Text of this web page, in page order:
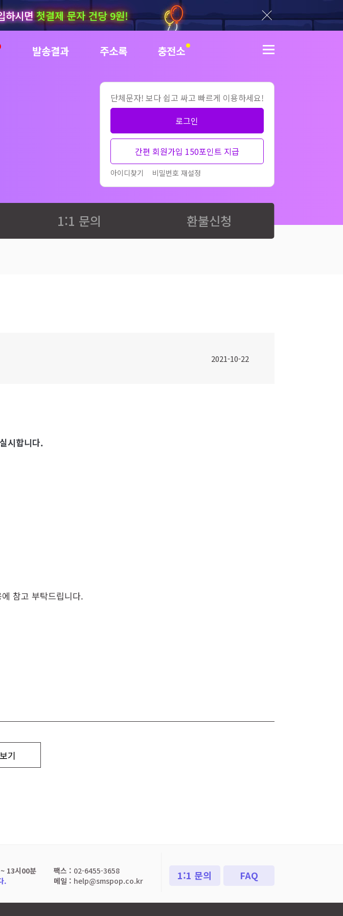
하시면첫결제 문자 건당 9원! 닫기
발송결과 주소록 충전소 더보기
단체문자! 보다 쉽고 싸고 빠르게 이용하세요!
로그인
간편 회원가입 150포인트 지급
아이디찾기 비밀번호 재설정
1:1 문의 환불신청
2021-10-22
시합니다.
참고 부탁드립니다.
기
13시00분
.
팩스 : 02-6455-3658
메일 : help@smspop.co.kr 1:1 문의 FAQ